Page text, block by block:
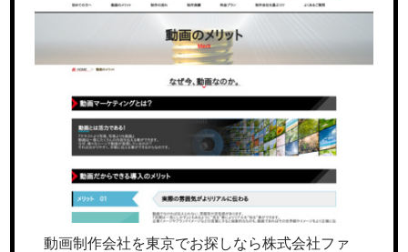
動画制作会社を東京でお探しなら株式会社ファ